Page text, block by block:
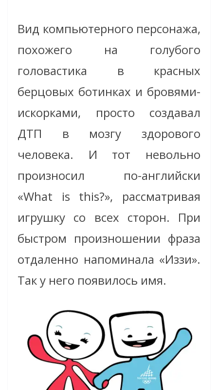
Вид компьютерного персонажа,
похожего на голубого
головастика в красных
берцовых ботинках и бровями-
искорками, просто создавал
ДТП в мозгу здорового
человека. И тот невольно
произносил по-английски
«What is this?», рассматривая
игрушку со всех сторон. При
быстром произношении фраза
отдаленно напоминала «Иззи».
Так у него появилось имя.